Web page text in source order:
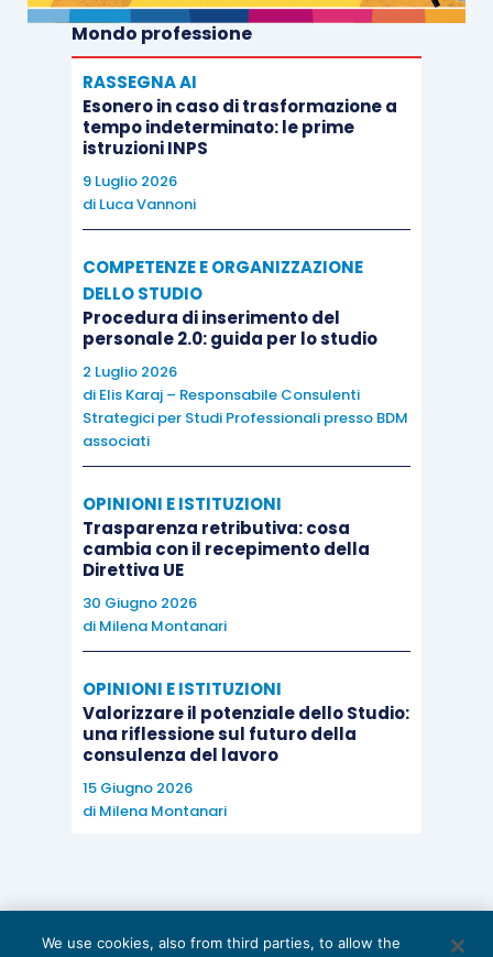
Mondo professione
RASSEGNA AI
Esonero in caso di trasformazione a
tempo indeterminato: le prime
istruzioni INPS
9 Luglio 2026
di Luca Vannoni
COMPETENZE E ORGANIZZAZIONE
DELLO STUDIO
Procedura di inserimento del
personale 2.0: guida per lo studio
2 Luglio 2026
di Elis Karaj – Responsabile Consulenti
Strategici per Studi Professionali presso BDM
associati
OPINIONI E ISTITUZIONI
Trasparenza retributiva: cosa
cambia con il recepimento della
Direttiva UE
30 Giugno 2026
di Milena Montanari
OPINIONI E ISTITUZIONI
Valorizzare il potenziale dello Studio:
una riflessione sul futuro della
consulenza del lavoro
15 Giugno 2026
di Milena Montanari
We use cookies, also from third parties, to allow the